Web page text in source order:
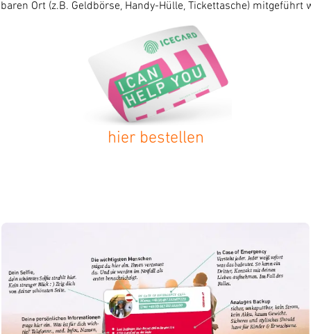
Ort (z.B. Geldbörse, Handy-Hülle, Tickettasche) mitgeführt
hier bestellen